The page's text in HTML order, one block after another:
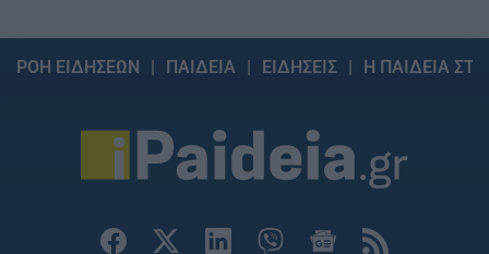
ΡΟΗ ΕΙΔΗΣΕΩΝ ΠΑΙΔΕΙΑ ΕΙΔΗΣΕΙΣ Η ΠΑΙΔΕΙΑ